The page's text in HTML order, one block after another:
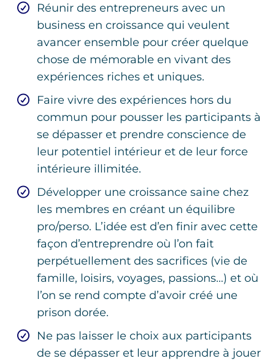
Réunir des entrepreneurs avec un
business en croissance qui veulent
avancer ensemble pour créer quelque
chose de mémorable en vivant des
expériences riches et uniques.
Faire vivre des expériences hors du
commun pour pousser les participants à
se dépasser et prendre conscience de
leur potentiel intérieur et de leur force
intérieure illimitée.
Développer une croissance saine chez
les membres en créant un équilibre
pro/perso. L’idée est d’en finir avec cette
façon d’entreprendre où l’on fait
perpétuellement des sacrifices (vie de
famille, loisirs, voyages, passions…) et où
l’on se rend compte d’avoir créé une
prison dorée.
Ne pas laisser le choix aux participants
de se dépasser et leur apprendre à jouer